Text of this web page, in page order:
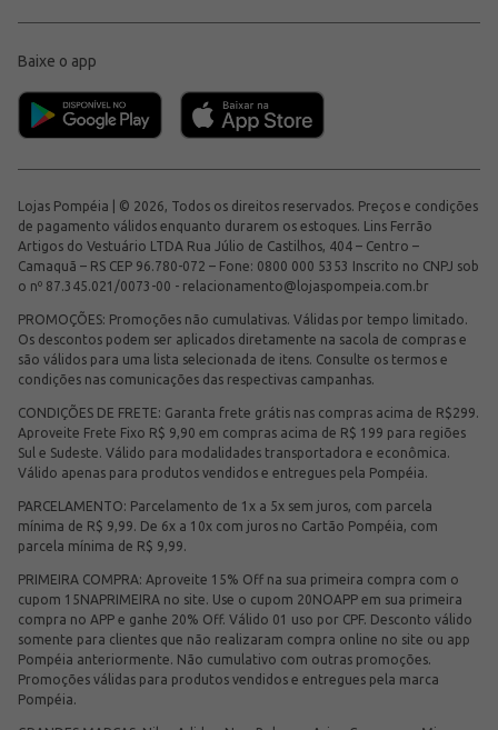
Baixe o app
Lojas Pompéia | © 2026, Todos os direitos reservados. Preços e condições
de pagamento válidos enquanto durarem os estoques. Lins Ferrão
Artigos do Vestuário LTDA Rua Júlio de Castilhos, 404 – Centro –
Camaquã – RS CEP 96.780-072 – Fone: 0800 000 5353 Inscrito no CNPJ sob
o nº 87.345.021/0073-00 - relacionamento@lojaspompeia.com.br
PROMOÇÕES: Promoções não cumulativas. Válidas por tempo limitado.
Os descontos podem ser aplicados diretamente na sacola de compras e
são válidos para uma lista selecionada de itens. Consulte os termos e
condições nas comunicações das respectivas campanhas.
CONDIÇÕES DE FRETE: Garanta frete grátis nas compras acima de R$299.
Aproveite Frete Fixo R$ 9,90 em compras acima de R$ 199 para regiões
Sul e Sudeste. Válido para modalidades transportadora e econômica.
Válido apenas para produtos vendidos e entregues pela Pompéia.
PARCELAMENTO: Parcelamento de 1x a 5x sem juros, com parcela
mínima de R$ 9,99. De 6x a 10x com juros no Cartão Pompéia, com
parcela mínima de R$ 9,99.
PRIMEIRA COMPRA: Aproveite 15% Off na sua primeira compra com o
cupom 15NAPRIMEIRA no site. Use o cupom 20NOAPP em sua primeira
compra no APP e ganhe 20% Off. Válido 01 uso por CPF. Desconto válido
somente para clientes que não realizaram compra online no site ou app
Pompéia anteriormente. Não cumulativo com outras promoções.
Promoções válidas para produtos vendidos e entregues pela marca
Pompéia.